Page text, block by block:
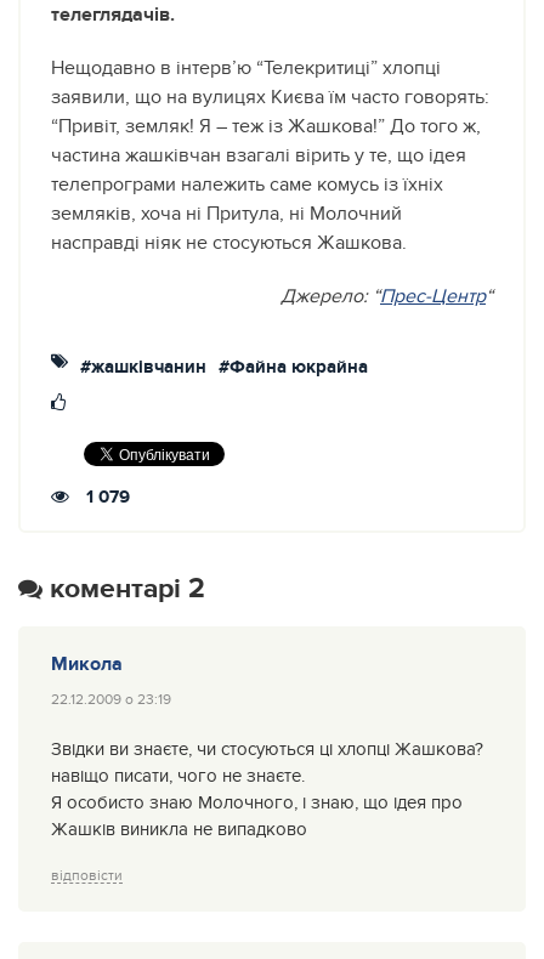
телеглядачів.
Нещодавно в інтерв’ю “Телекритиці” хлопці
заявили, що на вулицях Києва їм часто говорять:
“Привіт, земляк! Я – теж із Жашкова!” До того ж,
частина жашківчан взагалі вірить у те, що ідея
телепрограми належить саме комусь із їхніх
земляків, хоча ні Притула, ні Молочний
насправді ніяк не стосуються Жашкова.
Джерело: “Прес-Центр“
#жашківчанин #Файна юкрайна
1 079
коментарі 2
Микола
22.12.2009 о 23:19
Звідки ви знаєте, чи стосуються ці хлопці Жашкова?
навіщо писати, чого не знаєте.
Я особисто знаю Молочного, і знаю, що ідея про
Жашків виникла не випадково
відповісти